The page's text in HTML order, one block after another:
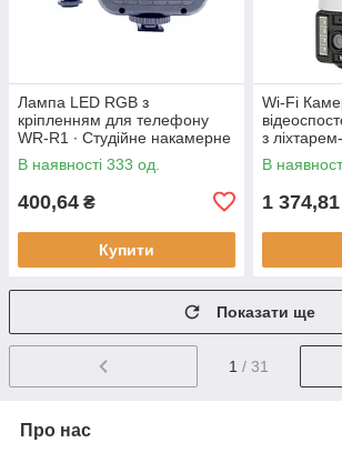
Лампа LED RGB з
кріпленням для телефону
WR-R1 ∙ Студійне накамерне
світло 3000-7000K
В наявності 333 од.
400,64 ₴
Купити
Wi-Fi
з
Вулична
В
1 374,81
Показати ще
1 / 31
Про нас